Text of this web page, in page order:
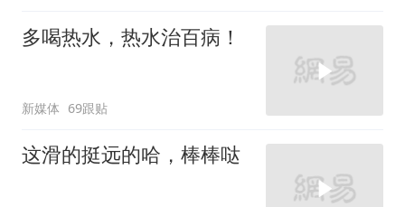
多喝热水，热水治百病！
新媒体 69跟贴
这滑的挺远的哈，棒棒哒